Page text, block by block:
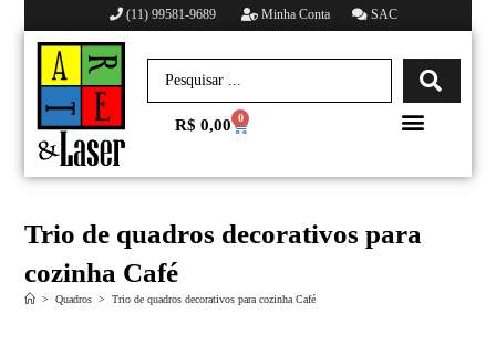
(11) 99581-9689 Minha Conta SAC
R$ 0,00 0
Trio de quadros decorativos para
cozinha Café
> Quadros > Trio de quadros decorativos para cozinha Café